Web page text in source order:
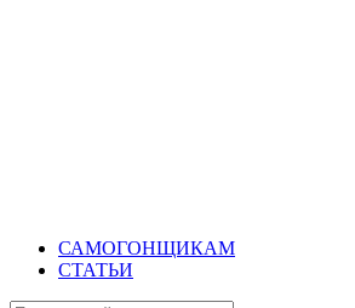
САМОГОНЩИКАМ
СТАТЬИ